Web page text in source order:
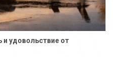
и удовольствие от